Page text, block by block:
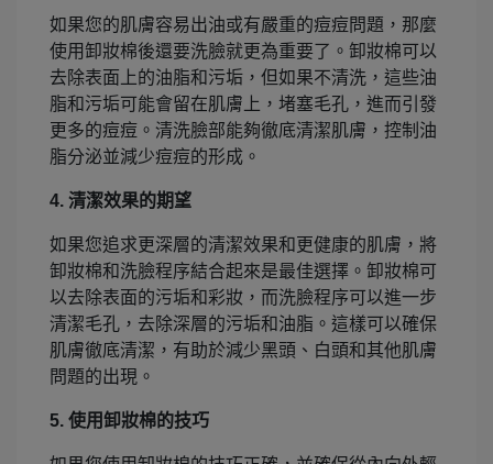
如果您的肌膚容易出油或有嚴重的痘痘問題，那麼
使用卸妝棉後還要洗臉就更為重要了。卸妝棉可以
去除表面上的油脂和污垢，但如果不清洗，這些油
脂和污垢可能會留在肌膚上，堵塞毛孔，進而引發
更多的痘痘。清洗臉部能夠徹底清潔肌膚，控制油
脂分泌並減少痘痘的形成。
4. 清潔效果的期望
如果您追求更深層的清潔效果和更健康的肌膚，將
卸妝棉和洗臉程序結合起來是最佳選擇。卸妝棉可
以去除表面的污垢和彩妝，而洗臉程序可以進一步
清潔毛孔，去除深層的污垢和油脂。這樣可以確保
肌膚徹底清潔，有助於減少黑頭、白頭和其他肌膚
問題的出現。
5. 使用卸妝棉的技巧